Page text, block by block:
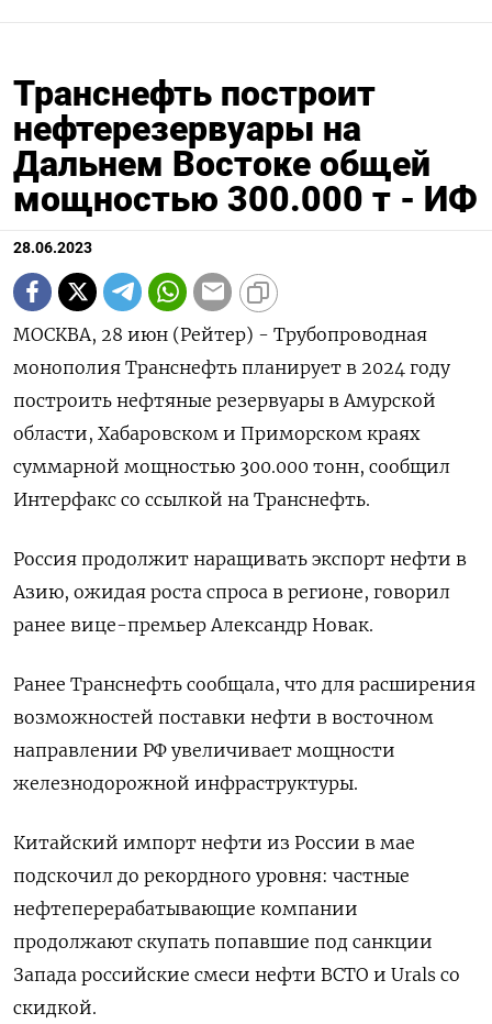
Транснефть построит
нефтерезервуары на
Дальнем Востоке общей
мощностью 300.000 т - ИФ
28.06.2023
МОСКВА, 28 июн (Рейтер) - Трубопроводная
монополия Транснефть планирует в 2024 году
построить нефтяные резервуары в Амурской
области, Хабаровском и Приморском краях
суммарной мощностью 300.000 тонн, сообщил
Интерфакс со ссылкой на Транснефть.
Россия продолжит наращивать экспорт нефти в
Азию, ожидая роста спроса в регионе, говорил
ранее вице-премьер Александр Новак.
Ранее Транснефть сообщала, что для расширения
возможностей поставки нефти в восточном
направлении РФ увеличивает мощности
железнодорожной инфраструктуры.
Китайский импорт нефти из России в мае
подскочил до рекордного уровня: частные
нефтеперерабатывающие компании
продолжают скупать попавшие под санкции
Запада российские смеси нефти ВСТО и Urals со
скидкой.